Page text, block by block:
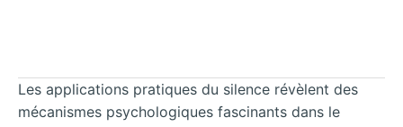
Les applications pratiques du silence révèlent des
mécanismes psychologiques fascinants dans le